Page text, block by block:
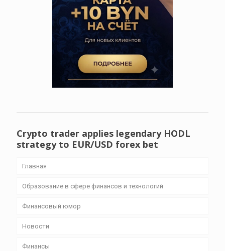
Crypto trader applies legendary HODL
strategy to EUR/USD forex bet
Главная
Образование в сфере финансов и технологий
Финансовый юмор
Новости
Финансы